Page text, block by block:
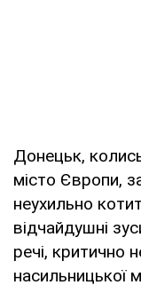
Донецьк,
місто Європи,
неухильно
відчайдушні
речі, критично
насильницької